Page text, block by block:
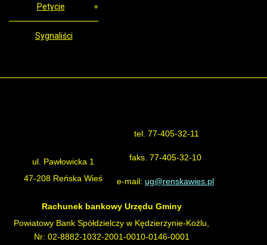
Petycje
Sygnaliści
ul. Pawłowicka 1
47-208 Reńska Wieś
tel. 77-405-32-11
faks. 77-405-32-10
e-mail: ug@renskawies.pl
Rachunek bankowy Urzędu Gminy
Powiatowy Bank Spółdzielczy w Kędzierzynie-Koźlu,
Nr: 02-8882-1032-2001-0010-0146-0001